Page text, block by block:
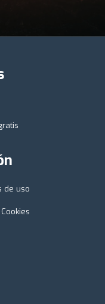
de uso